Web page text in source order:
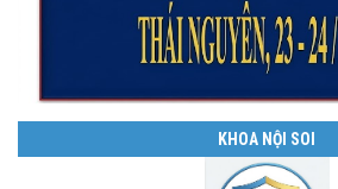
KHOA NỘI SOI